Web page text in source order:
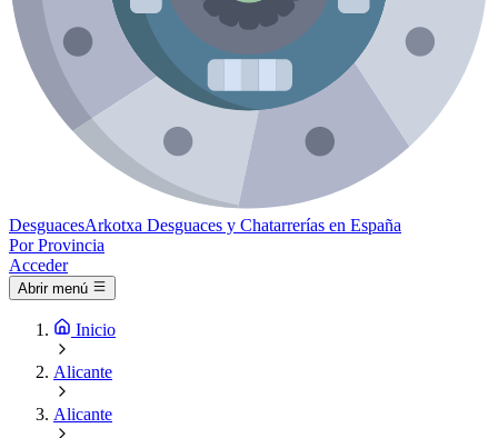
DesguacesArkotxa Desguaces y Chatarrerías en España
Por Provincia
Acceder
Abrir menú
Inicio
Alicante
Alicante